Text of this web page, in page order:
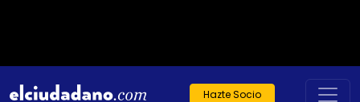
Hazte Socio